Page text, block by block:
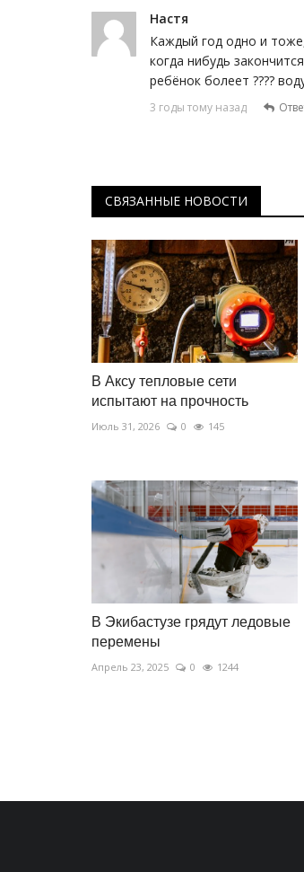
Настя
Каждый год одно и
когда нибудь
ребёнок болеет ????
3 годы тому назад
СВЯЗАННЫЕ НОВОСТИ
В Аксу тепловые сети
испытают на прочность
Июль 31, 2026 0 145
В Экибастузе грядут ледовые
перемены
Апрель 23, 2025 0 1244